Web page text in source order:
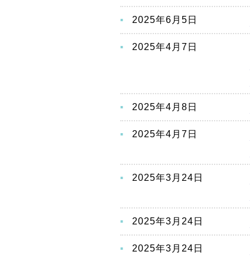
2025年6月5日
2025年4月7日
2025年4月8日
2025年4月7日
2025年3月24日
2025年3月24日
2025年3月24日